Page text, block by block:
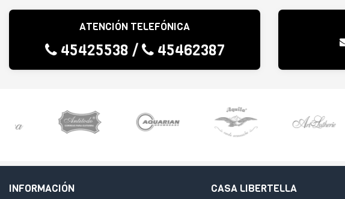
ATENCIÓN TELEFÓNICA
45425538 / 45462387
INFORMACIÓN CASA LIBERTELLA